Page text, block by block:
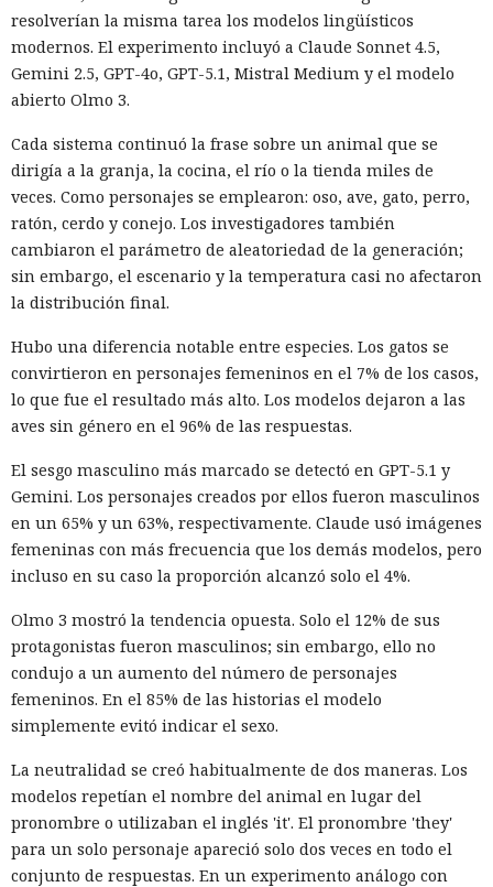
resolverían la misma tarea los modelos lingüísticos
modernos. El experimento incluyó a Claude Sonnet 4.5,
Gemini 2.5, GPT-4o, GPT-5.1, Mistral Medium y el modelo
abierto Olmo 3.
Cada sistema continuó la frase sobre un animal que se
dirigía a la granja, la cocina, el río o la tienda miles de
veces. Como personajes se emplearon: oso, ave, gato, perro,
ratón, cerdo y conejo. Los investigadores también
cambiaron el parámetro de aleatoriedad de la generación;
sin embargo, el escenario y la temperatura casi no afectaron
la distribución final.
Hubo una diferencia notable entre especies. Los gatos se
convirtieron en personajes femeninos en el 7% de los casos,
lo que fue el resultado más alto. Los modelos dejaron a las
aves sin género en el 96% de las respuestas.
El sesgo masculino más marcado se detectó en GPT-5.1 y
Gemini. Los personajes creados por ellos fueron masculinos
en un 65% y un 63%, respectivamente. Claude usó imágenes
femeninas con más frecuencia que los demás modelos, pero
incluso en su caso la proporción alcanzó solo el 4%.
Olmo 3 mostró la tendencia opuesta. Solo el 12% de sus
protagonistas fueron masculinos; sin embargo, ello no
condujo a un aumento del número de personajes
femeninos. En el 85% de las historias el modelo
simplemente evitó indicar el sexo.
La neutralidad se creó habitualmente de dos maneras. Los
modelos repetían el nombre del animal en lugar del
pronombre o utilizaban el inglés 'it'. El pronombre 'they'
para un solo personaje apareció solo dos veces en todo el
conjunto de respuestas. En un experimento análogo con